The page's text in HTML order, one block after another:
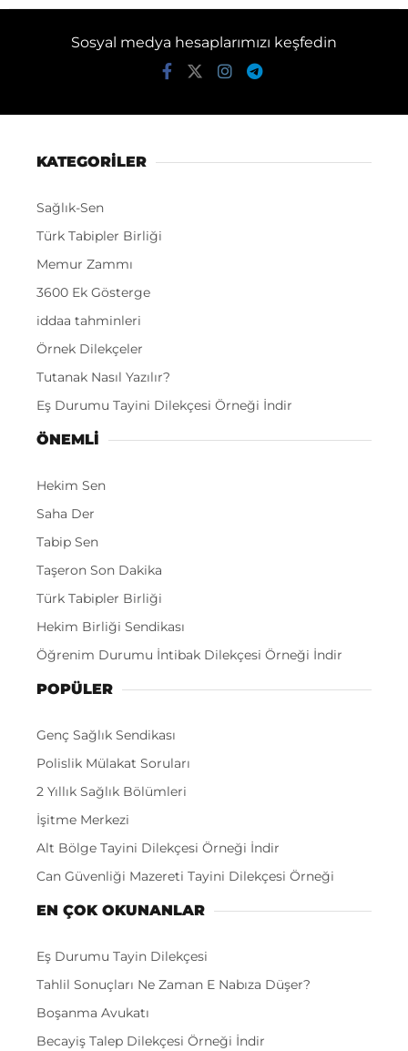
Sosyal medya hesaplarımızı keşfedin
KATEGORİLER
Sağlık-Sen
Türk Tabipler Birliği
Memur Zammı
3600 Ek Gösterge
iddaa tahminleri
Örnek Dilekçeler
Tutanak Nasıl Yazılır?
Eş Durumu Tayini Dilekçesi Örneği İndir
ÖNEMLI
Hekim Sen
Saha Der
Tabip Sen
Taşeron Son Dakika
Türk Tabipler Birliği
Hekim Birliği Sendikası
Öğrenim Durumu İntibak Dilekçesi Örneği İndir
POPÜLER
Genç Sağlık Sendikası
Polislik Mülakat Soruları
2 Yıllık Sağlık Bölümleri
İşitme Merkezi
Alt Bölge Tayini Dilekçesi Örneği İndir
Can Güvenliği Mazereti Tayini Dilekçesi Örneği
EN ÇOK OKUNANLAR
Eş Durumu Tayin Dilekçesi
Tahlil Sonuçları Ne Zaman E Nabıza Düşer?
Boşanma Avukatı
Becayiş Talep Dilekçesi Örneği İndir